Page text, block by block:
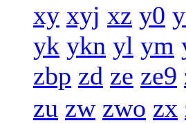
xy xyj xz y0
yk ykn yl ym
zbp zd ze ze9
zu zw zwo zx